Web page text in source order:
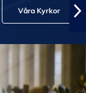
Våra Kyrkor